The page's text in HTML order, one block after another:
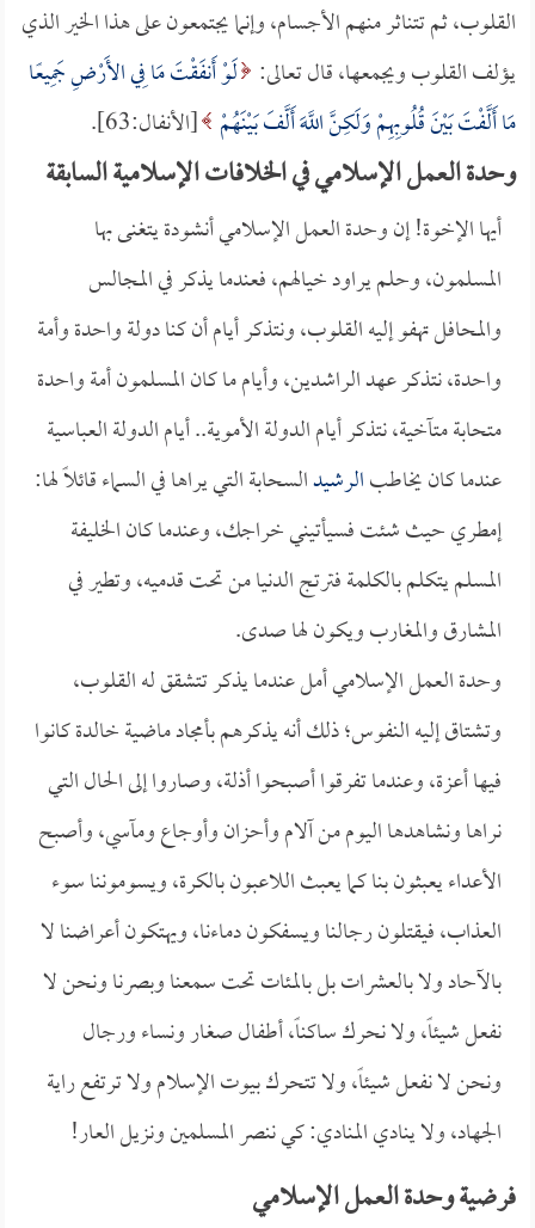
القلوب، ثم تتناثر منهم الأجسام، وإنما يجتمعون على هذا الخير الذي
يؤلف القلوب ويجمعها، قال تعالى: لَوْ أَنفَقْتَ مَا فِي الأَرْضِ جَمِيعًا
مَا أَلَّفْتَ بَيْنَ قُلُوبِهِمْ وَلَكِنَّ اللَّهَ أَلَّفَ بَيْنَهُمْ [الأنفال:63].
وحدة العمل الإسلامي في الخلافات الإسلامية السابقة
أيها الإخوة! إن وحدة العمل الإسلامي أنشودة يتغنى بها
المسلمون، وحلم يراود خيالهم، فعندما يذكر في المجالس
والمحافل تهفو إليه القلوب، ونتذكر أيام أن كنا دولة واحدة وأمة
واحدة، نتذكر عهد الراشدين، وأيام ما كان المسلمون أمة واحدة
متحابة متآخية، نتذكر أيام الدولة الأموية.. أيام الدولة العباسية
عندما كان يخاطبالرشيدالسحابة التي يراها في السماء قائلاً لها:
إمطري حيث شئت فسيأتيني خراجك، وعندما كان الخليفة
المسلم يتكلم بالكلمة فترتج الدنيا من تحت قدميه، وتطير في
المشارق والمغارب ويكون لها صدى.
وحدة العمل الإسلامي أمل عندما يذكر تتشقق له القلوب،
وتشتاق إليه النفوس؛ ذلك أنه يذكرهم بأمجاد ماضية خالدة كانوا
فيها أعزة، وعندما تفرقوا أصبحوا أذلة، وصاروا إلى الحال التي
نراها ونشاهدها اليوم من آلام وأحزان وأوجاع ومآسي، وأصبح
الأعداء يعبثون بنا كما يعبث اللاعبون بالكرة، ويسوموننا سوء
العذاب، فيقتلون رجالنا ويسفكون دماءنا، ويهتكون أعراضنا لا
بالآحاد ولا بالعشرات بل بالمئات تحت سمعنا وبصرنا ونحن لا
نفعل شيئاً، ولا نحرك ساكناً، أطفال صغار ونساء ورجال
ونحن لا نفعل شيئاً، ولا تتحرك بيوت الإسلام ولا ترتفع راية
الجهاد، ولا ينادي المنادي: كي ننصر المسلمين ونزيل العار!
فرضية وحدة العمل الإسلامي